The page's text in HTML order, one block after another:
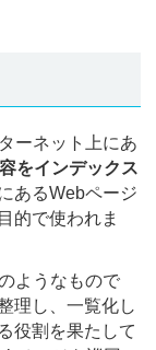
ーネット上にあ
をインデックス
あるWebページ
的で使われま
ようなもので
理し、一覧化し
役割を果たして